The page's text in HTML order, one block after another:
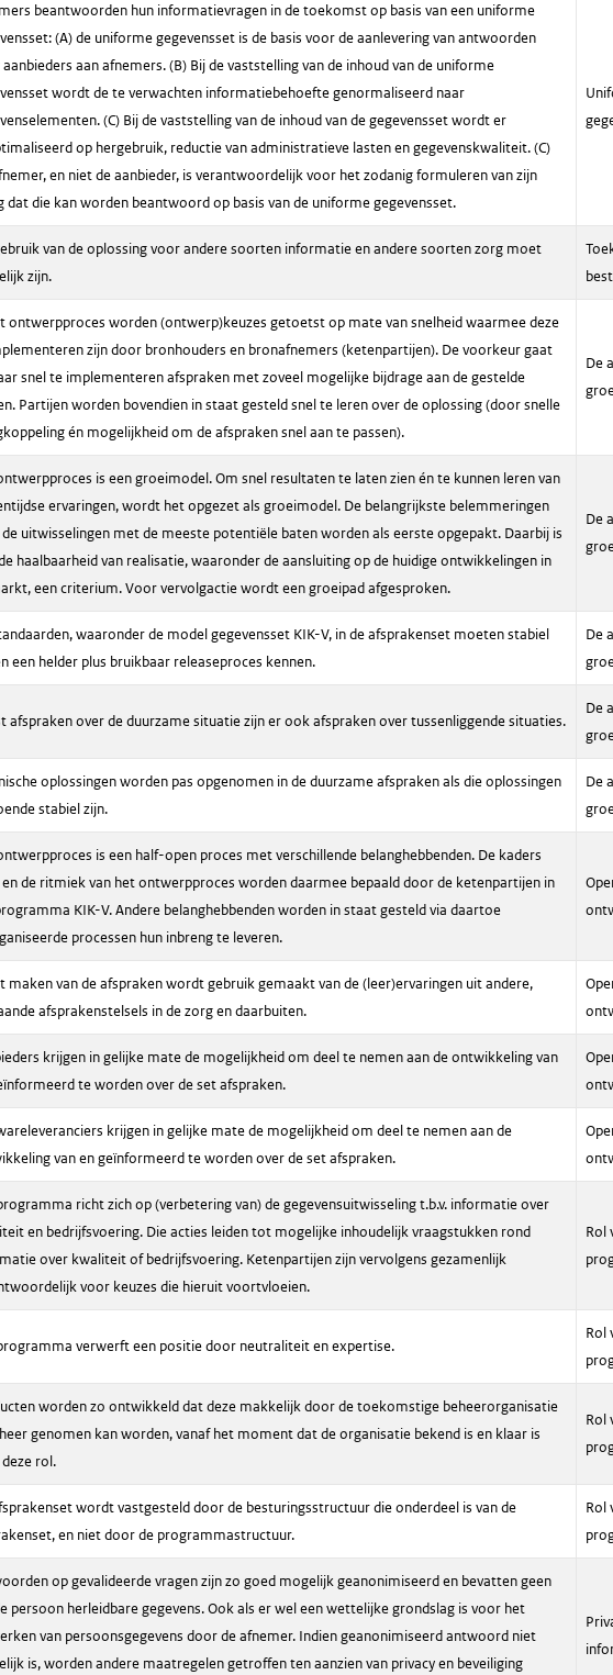
beantwoorden hun informatievragen in de toekomst op basis van een uniforme
(A) de uniforme gegevensset is de basis voor de aanlevering van antwoorden
aan afnemers. (B) Bij de vaststelling van de inhoud van de uniforme
wordt de te verwachten informatiebehoefte genormaliseerd naar
(C) Bij de vaststelling van de inhoud van de gegevensset wordt er
op hergebruik, reductie van administratieve lasten en gegevenskwaliteit. (C)
en niet de aanbieder, is verantwoordelijk voor het zodanig formuleren van zijn
dat die kan worden beantwoord op basis van de uniforme gegevensset.
van de oplossing voor andere soorten informatie en andere soorten zorg moet
zijn.
ontwerpproces worden (ontwerp)keuzes getoetst op mate van snelheid waarmee deze
zijn door bronhouders en bronafnemers (ketenpartijen). De voorkeur gaat
snel te implementeren afspraken met zoveel mogelijke bijdrage aan de gestelde
Partijen worden bovendien in staat gesteld snel te leren over de oplossing (door snelle
én mogelijkheid om de afspraken snel aan te passen).
De
is een groeimodel. Om snel resultaten te laten zien én te kunnen leren van
ervaringen, wordt het opgezet als groeimodel. De belangrijkste belemmeringen
uitwisselingen met de meeste potentiële baten worden als eerste opgepakt. Daarbij is
haalbaarheid van realisatie, waaronder de aansluiting op de huidige ontwikkelingen in
een criterium. Voor vervolgactie wordt een groeipad afgesproken.
De
waaronder de model gegevensset KIK-V, in de afsprakenset moeten stabiel
een helder plus bruikbaar releaseproces kennen.
De
afspraken over de duurzame situatie zijn er ook afspraken over tussenliggende situaties.
De
oplossingen worden pas opgenomen in de duurzame afspraken als die oplossingen
stabiel zijn.
De
is een half-open proces met verschillende belanghebbenden. De kaders
de ritmiek van het ontwerpproces worden daarmee bepaald door de ketenpartijen in
KIK-V. Andere belanghebbenden worden in staat gesteld via daartoe
processen hun inbreng te leveren.
maken van de afspraken wordt gebruik gemaakt van de (leer)ervaringen uit andere,
afsprakenstelsels in de zorg en daarbuiten.
krijgen in gelijke mate de mogelijkheid om deel te nemen aan de ontwikkeling van
te worden over de set afspraken.
krijgen in gelijke mate de mogelijkheid om deel te nemen aan de
van en geïnformeerd te worden over de set afspraken.
richt zich op (verbetering van) de gegevensuitwisseling t.b.v. informatie over
en bedrijfsvoering. Die acties leiden tot mogelijke inhoudelijk vraagstukken rond
over kwaliteit of bedrijfsvoering. Ketenpartijen zijn vervolgens gezamenlijk
voor keuzes die hieruit voortvloeien.
Rol
verwerft een positie door neutraliteit en expertise.
Rol
worden zo ontwikkeld dat deze makkelijk door de toekomstige beheerorganisatie
genomen kan worden, vanaf het moment dat de organisatie bekend is en klaar is
rol.
Rol
wordt vastgesteld door de besturingsstructuur die onderdeel is van de
en niet door de programmastructuur.
Rol
op gevalideerde vragen zijn zo goed mogelijk geanonimiseerd en bevatten geen
persoon herleidbare gegevens. Ook als er wel een wettelijke grondslag is voor het
van persoonsgegevens door de afnemer. Indien geanonimiseerd antwoord niet
is, worden andere maatregelen getroffen ten aanzien van privacy en beveiliging